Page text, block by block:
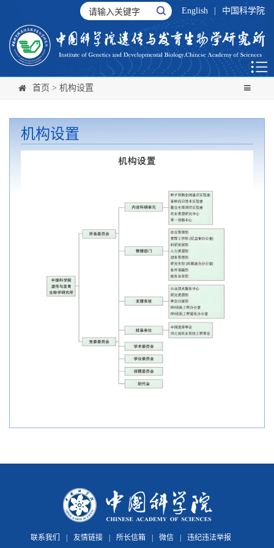
English 中国科学院
首页 > 机构设置
机构设置
联系我们 | 友情链接 | 所长信箱 | 微信 | 违纪违法举报